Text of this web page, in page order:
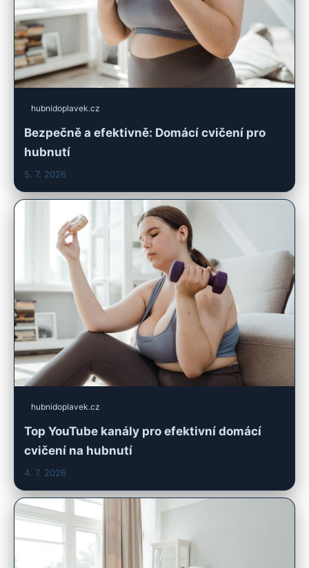
hubnidoplavek.cz
Bezpečně a efektivně: Domácí cvičení pro
hubnutí
5. 7. 2026
hubnidoplavek.cz
Top YouTube kanály pro efektivní domácí
cvičení na hubnutí
4. 7. 2026